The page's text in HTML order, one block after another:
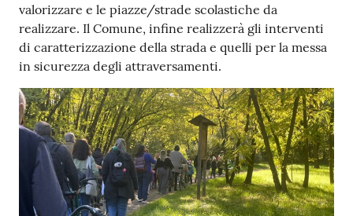
valorizzare e le piazze/strade scolastiche da
realizzare. Il Comune, infine realizzerà gli interventi
di caratterizzazione della strada e quelli per la messa
in sicurezza degli attraversamenti.